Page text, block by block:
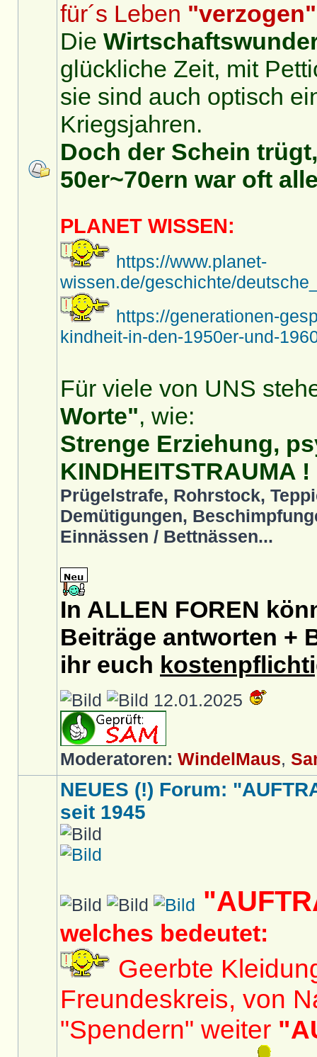
für´s Leben "verzogen"
Die
glückliche Zeit, mit
sie sind auch optisch
Kriegsjahren.
Doch der Schein
50er~70ern war oft
PLANET WISSEN:
https://www.planet-
wissen.de/geschichte/
https://generationen-
kindheit-in-den-1950er-und-
Für viele von UNS
Worte", wie:
Strenge Erziehung,
KINDHEITSTRAUMA !
Prügelstrafe, Rohrstock,
Demütigungen,
Einnässen / Bettnässen...
In ALLEN FOREN
Beiträge antworten +
ihr euch
12.01.2025
Moderatoren: WindelMaus,
NEUES (!) Forum:
seit 1945
welches bedeutet:
Geerbte
Freundeskreis, von
"Spendern" weiter